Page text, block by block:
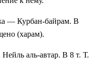
— Курбан-байрам. В
(харам).
аль-автар. В 8 т. Т.